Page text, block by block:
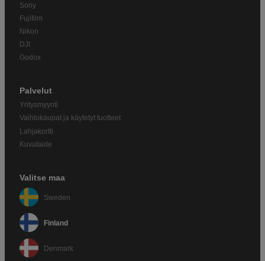
Sony
Fujifilm
Nikon
DJI
Godox
Palvelut
Yritysmyynti
Vaihtokaupat ja käytetyt tuotteet
Lahjakortti
Kuvataide
Valitse maa
Sweden
Finland
Denmark